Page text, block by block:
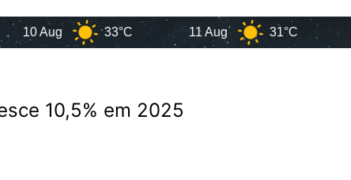
Aug 33°C 11 Aug 31°C 12
10,5% em 2025